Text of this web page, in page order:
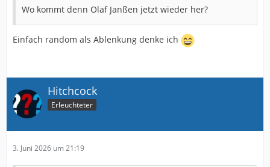
Wo kommt denn Olaf Janßen jetzt wieder her?
Einfach random als Ablenkung denke ich
Hitchcock
Erleuchteter
3. Juni 2026 um 21:19